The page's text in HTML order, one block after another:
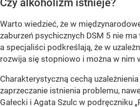
Czy alkoholizm istnieje?
Warto wiedzieć, że w
zaburzeń psychicznych DSM 5 nie ma
a specjaliści podkreślają, że w
rozwija się stopniowo i można w nim
Charakterystyczną cechą
zaprzeczanie istnienia problemu,
Gałecki i Agata Szulc w podręczniku